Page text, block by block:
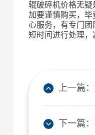
辊破碎机价格无
加要谨慎购买，
心服务，有专门
短时间进行处理，
上一篇：
下一篇：